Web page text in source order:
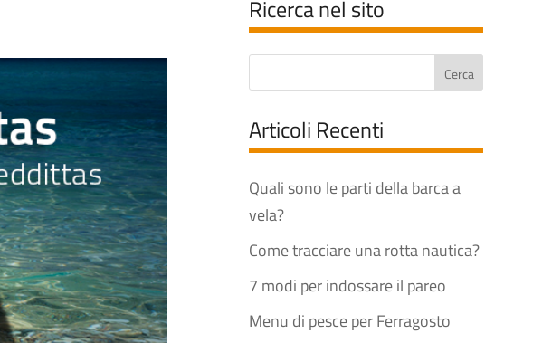
Ricerca nel sito
Articoli Recenti
Quali sono le parti della barca a
vela?
Come tracciare una rotta nautica?
7 modi per indossare il pareo
Menu di pesce per Ferragosto